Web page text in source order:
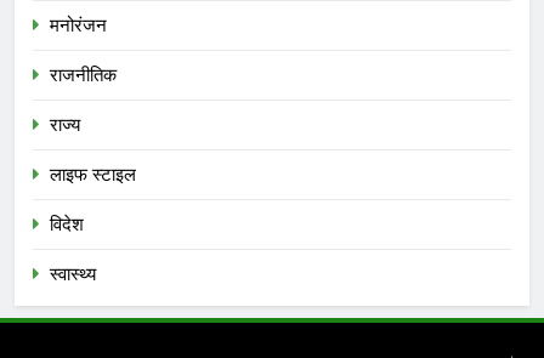
मनोरंजन
राजनीतिक
राज्य
लाइफ स्टाइल
विदेश
स्‍वास्‍थ्‍य